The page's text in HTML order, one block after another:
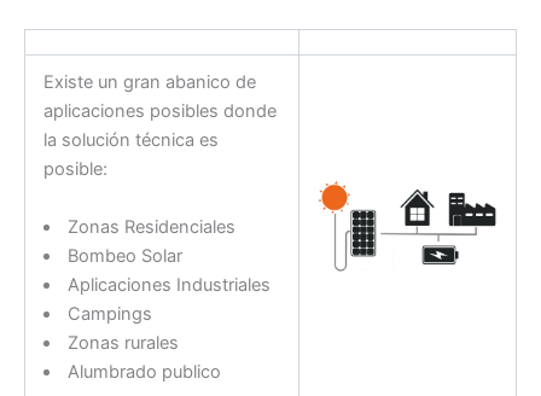
Existe un gran abanico de
aplicaciones posibles donde
la solución técnica es
posible:
Zonas Residenciales
Bombeo Solar
Aplicaciones Industriales
Campings
Zonas rurales
Alumbrado publico